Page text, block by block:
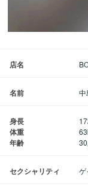
店名
名前 中
身長
体重
年齢
セクシャリティ ゲ